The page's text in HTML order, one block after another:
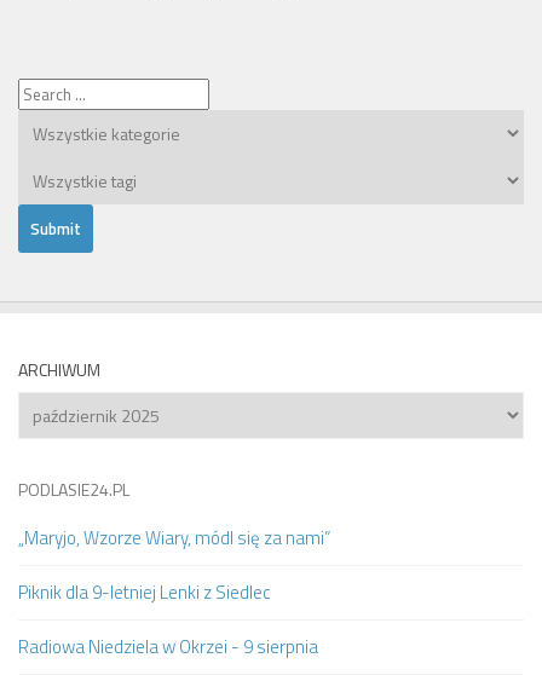
ARCHIWUM
Archiwum
PODLASIE24.PL
„Maryjo, Wzorze Wiary, módl się za nami”
Piknik dla 9-letniej Lenki z Siedlec
Radiowa Niedziela w Okrzei - 9 sierpnia